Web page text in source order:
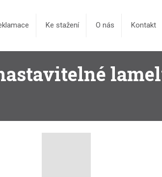
Ke stažení O nás Kontakt